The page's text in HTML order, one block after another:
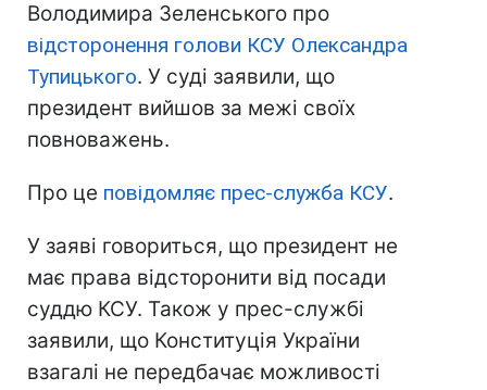
Володимира Зеленського про
відсторонення голови КСУ Олександра
Тупицького. У суді заявили, що
президент вийшов за межі своїх
повноважень.
Про це повідомляє прес-служба КСУ.
У заяві говориться, що президент не
має права відсторонити від посади
суддю КСУ. Також у прес-службі
заявили, що Конституція України
взагалі не передбачає можливості